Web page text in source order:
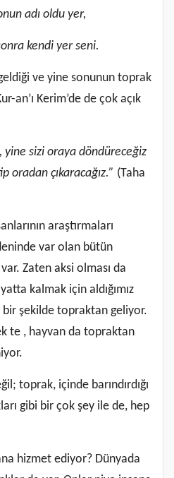
adı oldu yer,
kendi yer seni.
ve yine sonunun toprak
an’ı Kerim’de de çok açık
yine sizi oraya döndüreceğiz
oradan çıkaracağız.” (Taha
araştırmaları
var olan bütün
Zaten aksi olması da
kalmak için aldığımız
bir şekilde topraktan geliyor.
te , hayvan da topraktan
toprak, içinde barındırdığı
gibi bir çok şey ile de, hep
hizmet ediyor? Dünyada